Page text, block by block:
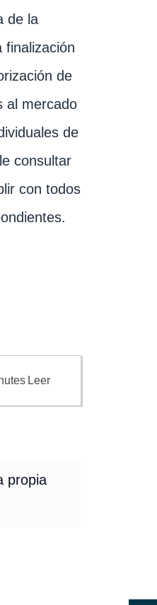
de la
finalización
de
al mercado
de
consultar
con todos
Leer
propia